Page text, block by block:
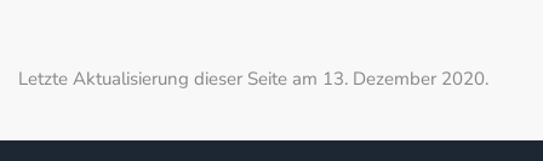
Letzte Aktualisierung dieser Seite am 13. Dezember 2020.